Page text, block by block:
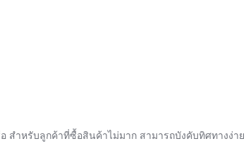
ำหรับลูกค้าที่ซื้อสินค้าไม่มาก สามารถบังคับทิศทางง่า